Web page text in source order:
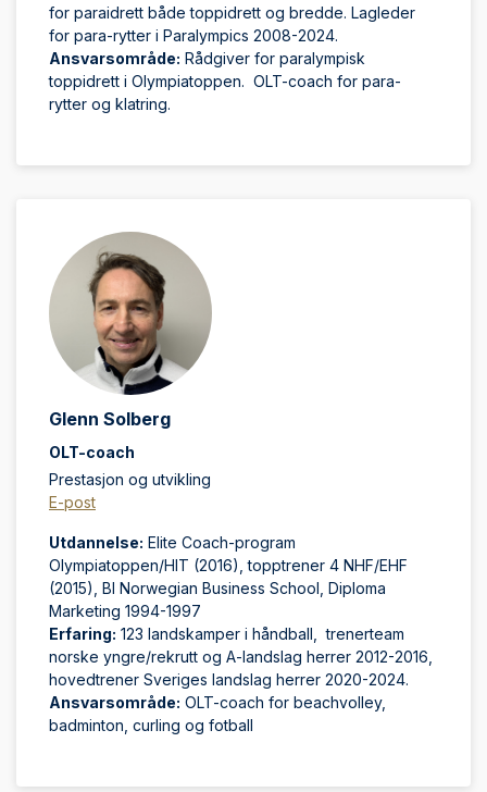
for paraidrett både toppidrett og bredde. Lagleder
for para-rytter i Paralympics 2008-2024.
Ansvarsområde: Rådgiver for paralympisk
toppidrett i Olympiatoppen. OLT-coach for para-
rytter og klatring.
Glenn Solberg
OLT-coach
Prestasjon og utvikling
E-post
Utdannelse: Elite Coach-program
Olympiatoppen/HIT (2016), topptrener 4 NHF/EHF
(2015), BI Norwegian Business School, Diploma
Marketing 1994-1997
Erfaring: 123 landskamper i håndball, trenerteam
norske yngre/rekrutt og A-landslag herrer 2012-2016,
hovedtrener Sveriges landslag herrer 2020-2024.
Ansvarsområde: OLT-coach for beachvolley,
badminton, curling og fotball